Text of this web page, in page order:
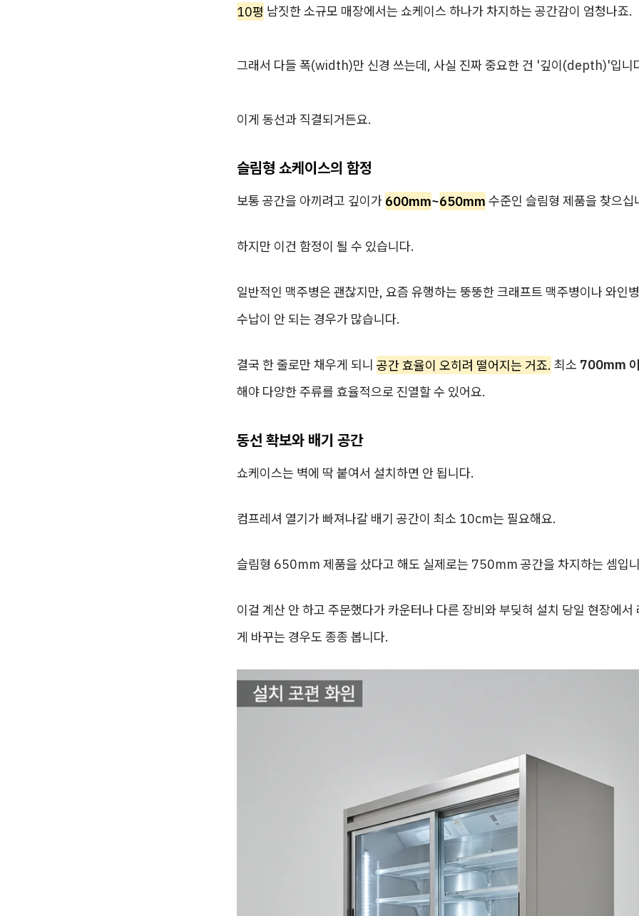
10평 남짓한 소규모 매장에서는 쇼케이스 하나가 차지하는 공간감이 엄청나죠.
그래서 다들 폭(width)만 신경 쓰는데, 사실 진짜 중요한 건 '깊이(depth)'입니
이게 동선과 직결되거든요.
슬림형 쇼케이스의 함정
보통 공간을 아끼려고 깊이가 600mm~650mm 수준인 슬림형 제품을 찾으십
하지만 이건 함정이 될 수 있습니다.
일반적인 맥주병은 괜찮지만, 요즘 유행하는 뚱뚱한 크래프트 맥주병이나 와인
수납이 안 되는 경우가 많습니다.
결국 한 줄로만 채우게 되니 공간 효율이 오히려 떨어지는 거죠. 최소 700mm
해야 다양한 주류를 효율적으로 진열할 수 있어요.
동선 확보와 배기 공간
쇼케이스는 벽에 딱 붙여서 설치하면 안 됩니다.
컴프레셔 열기가 빠져나갈 배기 공간이 최소 10cm는 필요해요.
슬림형 650mm 제품을 샀다고 해도 실제로는 750mm 공간을 차지하는 셈입
이걸 계산 안 하고 주문했다가 카운터나 다른 장비와 부딪혀 설치 당일 현장에서
게 바꾸는 경우도 종종 봅니다.